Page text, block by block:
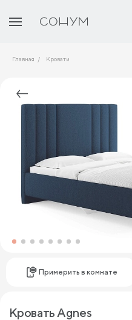
Главная Кровати
Примерить в комнате
Кровать Agnes